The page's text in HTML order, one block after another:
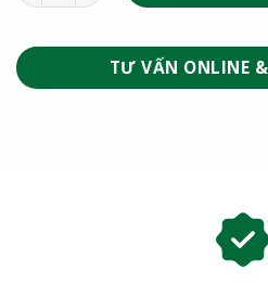
TƯ VẤN ONLINE